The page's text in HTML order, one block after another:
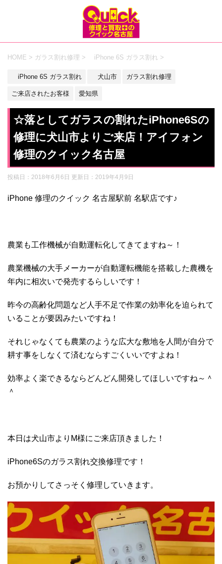
HOME > ガラス割れ修理 > iPhone 6S ガラス割れ >
iPhone 6S ガラス割れ 犬山市 ガラス割れ修理
ご来店されたお客様 愛知県
☆落としてガラスの割れたiPhone6Sの
修理に犬山市よりご来店！アイフォン
修理のクイック名古屋
投稿日：2018年6月6日 更新日： 2019年4月9日
iPhone 修理のクイック 名古屋駅前 名駅店です♪
農業も工作機械が自動運転化してきてますね～！
農業機械の大手メーカーが自動運転機能を搭載した農機を
年内に相次いで発売するらしいです！
昨今の高齢化問題など人手不足で作業の効率化を迫られて
いることが要因みたいですね！
それじゃなくても農業のような広大な敷地を人間が自分で
耕す事をしなくて済むならすごくいいですよね！
効率よく楽できるならどんどん開発してほしいですね～＾
＾
本日は犬山市よりM様にご来店頂きました！
iPhone6Sのガラス割れ交換修理です！
お預かりしてさっそく修理していきます。